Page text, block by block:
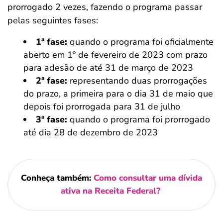
prorrogado 2 vezes, fazendo o programa passar
pelas seguintes fases:
1ª fase: quando o programa foi oficialmente
aberto em 1º de fevereiro de 2023 com prazo
para adesão de até 31 de março de 2023
2ª fase: representando duas prorrogações
do prazo, a primeira para o dia 31 de maio que
depois foi prorrogada para 31 de julho
3ª fase: quando o programa foi prorrogado
até dia 28 de dezembro de 2023
Conheça também: Como consultar uma dívida
ativa na Receita Federal?